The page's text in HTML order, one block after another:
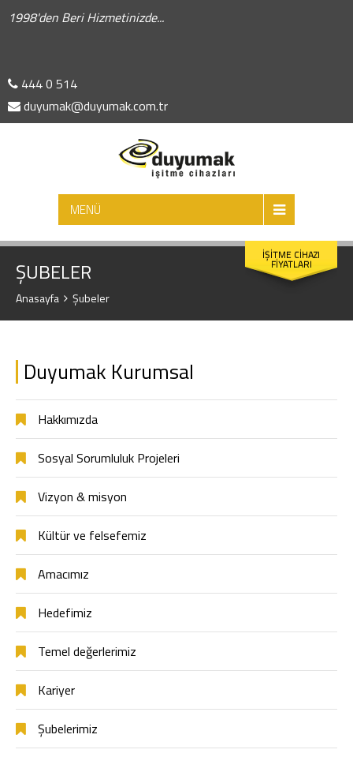
1998'den Beri Hizmetinizde...
444 0 514
duyumak@duyumak.com.tr
MENÜ
İŞİTME CİHAZI
FİYATLARI
ŞUBELER
Anasayfa Şubeler
Duyumak Kurumsal
Hakkımızda
Sosyal Sorumluluk Projeleri
Vizyon & misyon
Kültür ve felsefemiz
Amacımız
Hedefimiz
Temel değerlerimiz
Kariyer
Şubelerimiz